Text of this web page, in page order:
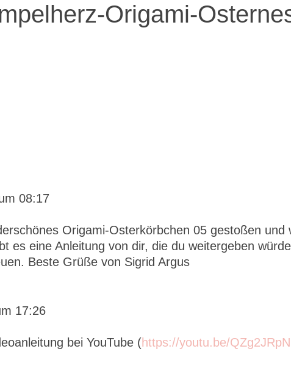
Origami-
08:17
Origami-Osterkörbchen 05 gestoßen und
es eine Anleitung von dir, die du weitergeben
Beste Grüße von Sigrid Argus
17:26
bei YouTube (https://youtu.be/